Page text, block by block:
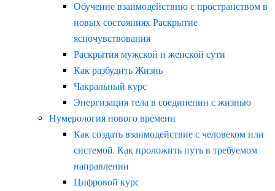
Обучение взаимодействию с пространством в
новых состояниях Раскрытие
ясночувствования
Раскрытия мужской и женской сути
Как разбудить Жизнь
Чакральный курс
Энергизация тела в соединении с жизнью
Нумерология нового времени
Как создать взаимодействие с человеком или
системой. Как проложить путь в требуемом
направлении
Цифровой курс